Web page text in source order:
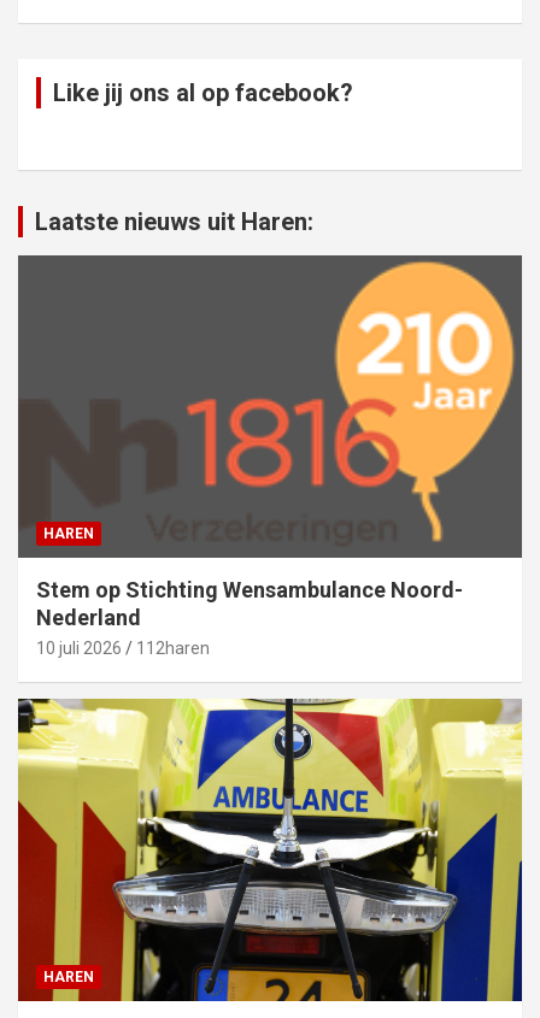
Like jij ons al op facebook?
Laatste nieuws uit Haren:
HAREN
Stem op Stichting Wensambulance Noord-
Nederland
10 juli 2026 112haren
HAREN